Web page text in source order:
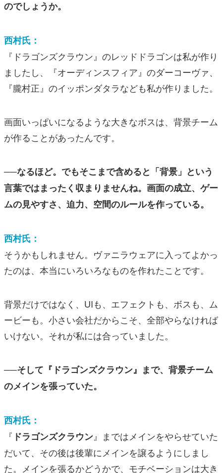
のでしょうか。
西村氏：
『ドラゴンズクラウン』のレッドドラゴンは私が作り
ましたし、『オーディンスフィア』のダーコーヴァ、
『朧村正』のイッポンダタラなども私が作りました。
画面いっぱいになるような大きなボスは、背景チーム
が作ることがあったんです。
──なるほど。でもそこまで含めると「背景」という
言葉ではまったく収まりませんね。画面の成立、ゲー
ムの見やすさ、迫力、空間のルールを作っている。
西村氏：
そうかもしれません。ヴァニラウェアに入ってよかっ
たのは、本当にいろいろなものを作れたことです。
背景だけではなく、UIも、エフェクトも、ボスも、ム
ービーも。小さい会社だからこそ、全部やらなければ
いけない。それが私には合っていました。
──そして『ドラゴンズクラウン』まで、背景チーム
のメインを張っていた。
西村氏：
『 ドラゴンズクラウン』まではメインをやらせていた
だいて、その後は後輩にメインを譲るようにしまし
た。メインを張るかどうかで、モチベーションは大き